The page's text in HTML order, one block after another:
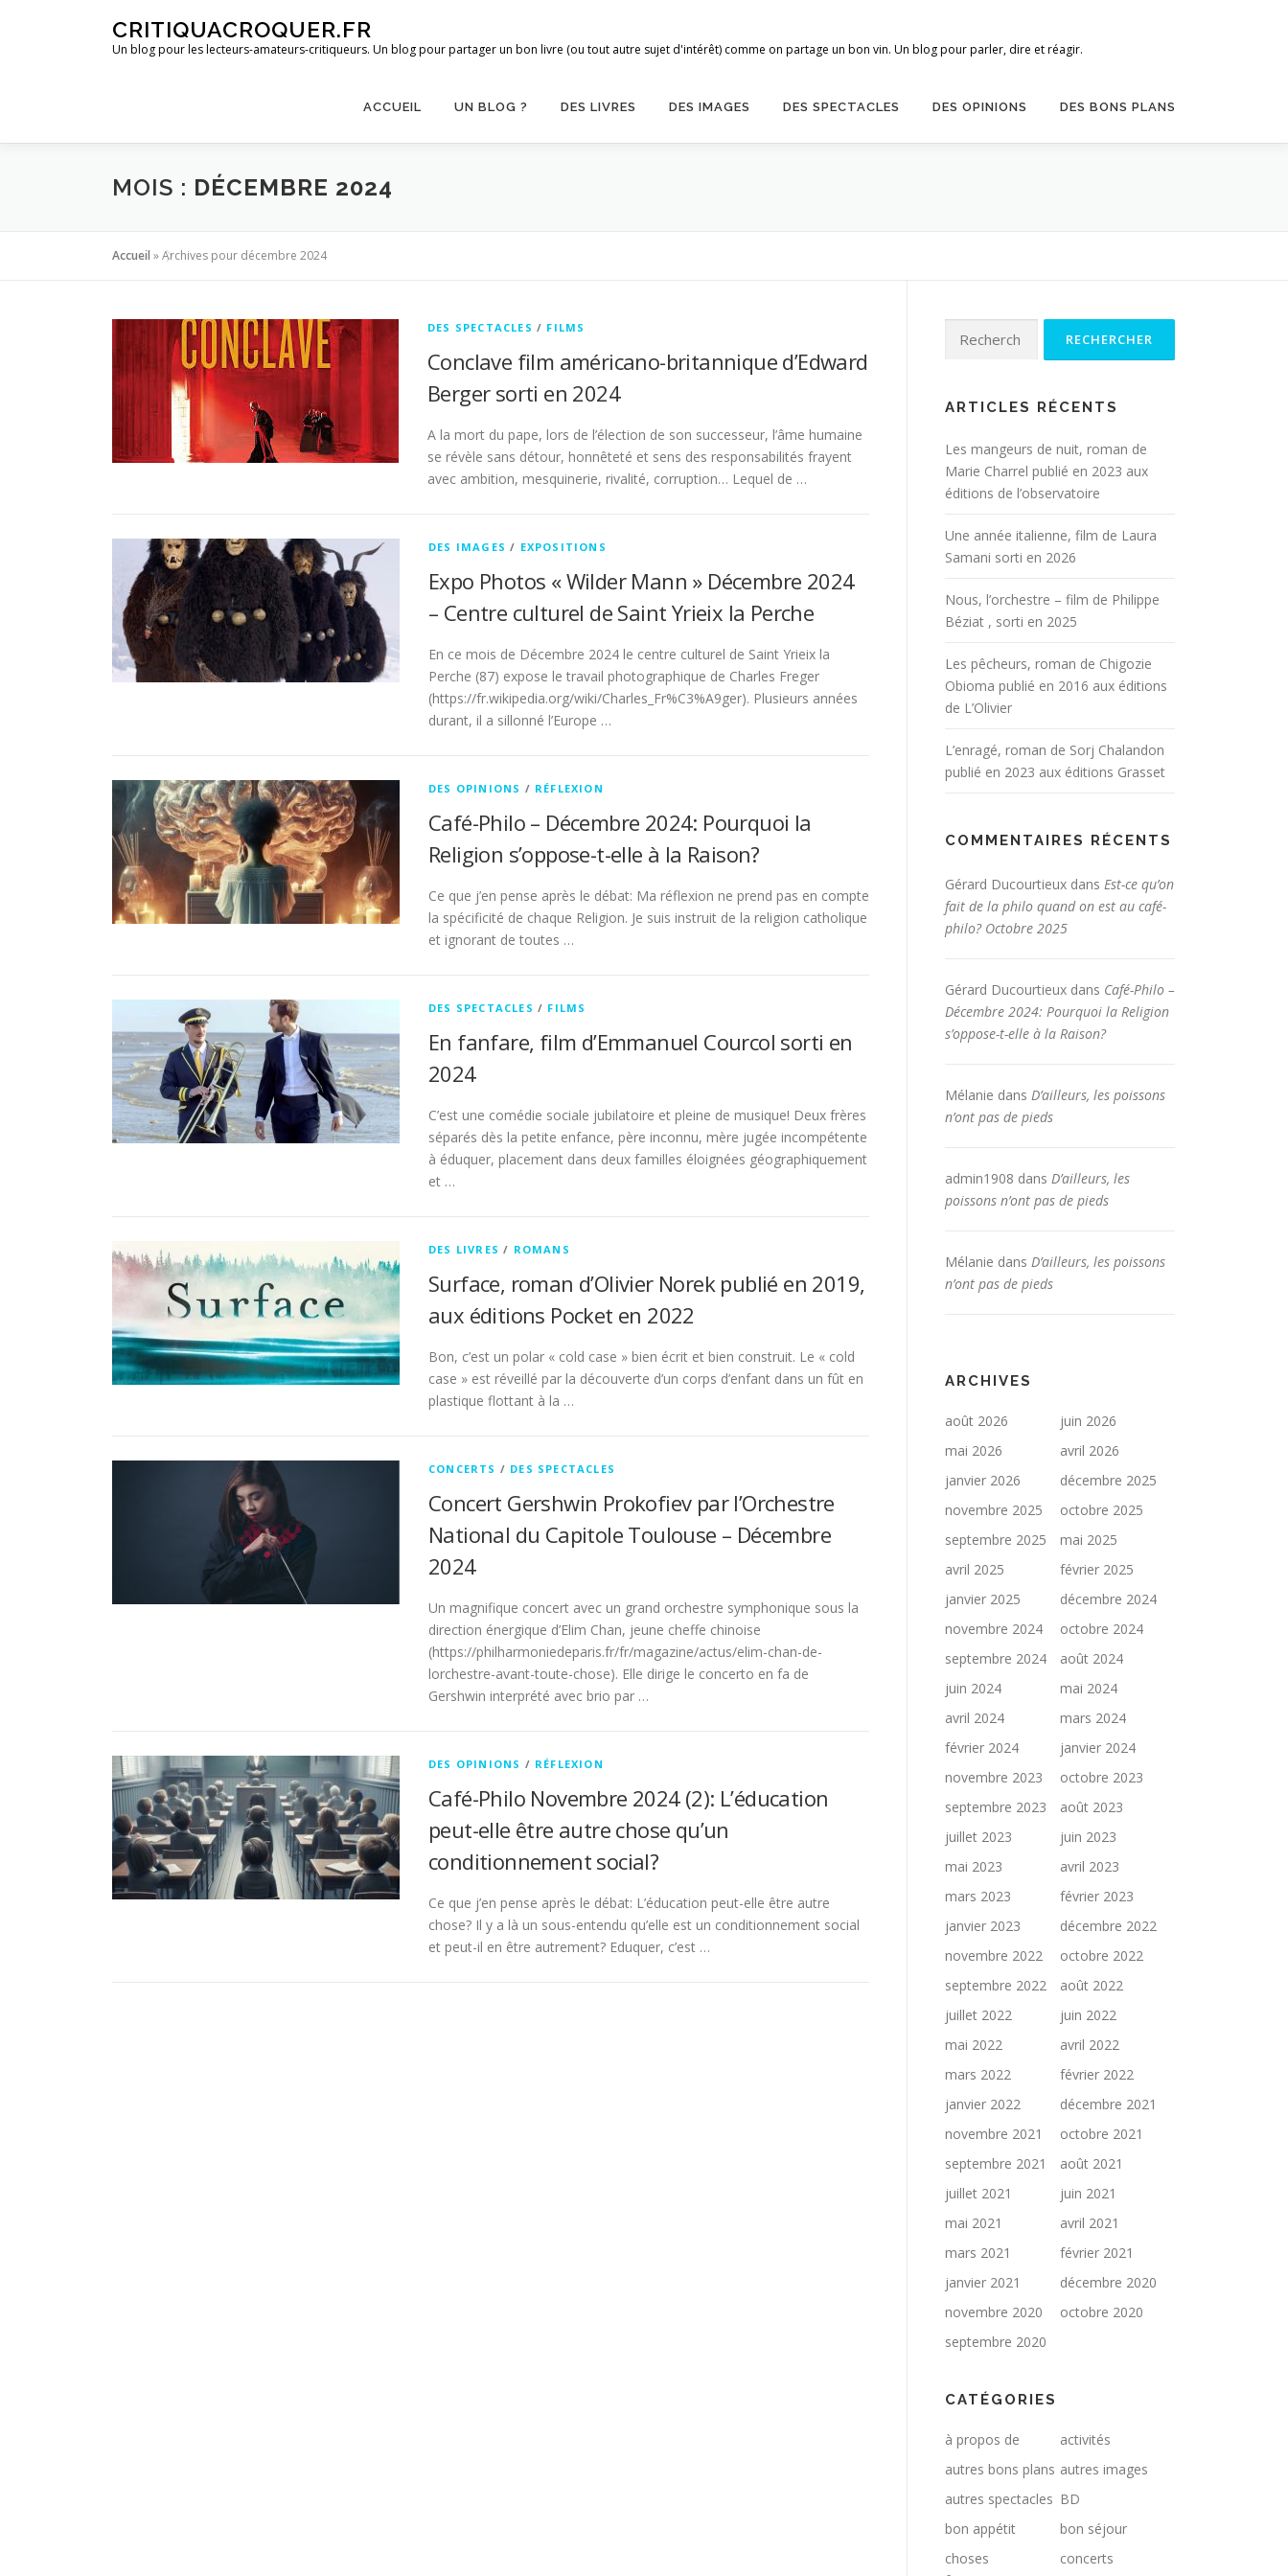
CRITIQUACROQUER.FR
Un blog pour les lecteurs-amateurs-critiqueurs. Un blog pour partager un bon livre (ou tout autre sujet d'intérêt) comme on partage un bon vin. Un blog pour parler, dire et réagir.
ACCUEIL UN BLOG ? DES LIVRES DES IMAGES DES SPECTACLES DES OPINIONS DES BONS PLANS
MOIS : DÉCEMBRE 2024
Accueil »Archives pour décembre 2024
DES SPECTACLES / FILMS
Conclave film américano-britannique d’Edward
Berger sorti en 2024
A la mort du pape, lors de l’élection de son successeur, l’âme humaine
se révèle sans détour, honnêteté et sens des responsabilités frayent
avec ambition, mesquinerie, rivalité, corruption… Lequel de …
DES IMAGES / EXPOSITIONS
Expo Photos « Wilder Mann » Décembre 2024
– Centre culturel de Saint Yrieix la Perche
En ce mois de Décembre 2024 le centre culturel de Saint Yrieix la
Perche (87) expose le travail photographique de Charles Freger
(https://fr.wikipedia.org/wiki/Charles_Fr%C3%A9ger). Plusieurs années
durant, il a sillonné l’Europe …
DES OPINIONS / RÉFLEXION
Café-Philo – Décembre 2024: Pourquoi la
Religion s’oppose-t-elle à la Raison?
Ce que j’en pense après le débat: Ma réflexion ne prend pas en compte
la spécificité de chaque Religion. Je suis instruit de la religion catholique
et ignorant de toutes …
DES SPECTACLES / FILMS
En fanfare, film d’Emmanuel Courcol sorti en
2024
C’est une comédie sociale jubilatoire et pleine de musique! Deux frères
séparés dès la petite enfance, père inconnu, mère jugée incompétente
à éduquer, placement dans deux familles éloignées géographiquement
et …
DES LIVRES / ROMANS
Surface, roman d’Olivier Norek publié en 2019,
aux éditions Pocket en 2022
Bon, c’est un polar « cold case » bien écrit et bien construit. Le « cold
case » est réveillé par la découverte d’un corps d’enfant dans un fût en
plastique flottant à la …
CONCERTS / DES SPECTACLES
Concert Gershwin Prokofiev par l’Orchestre
National du Capitole Toulouse – Décembre
2024
Un magnifique concert avec un grand orchestre symphonique sous la
direction énergique d’Elim Chan, jeune cheffe chinoise
(https://philharmoniedeparis.fr/fr/magazine/actus/elim-chan-de-
lorchestre-avant-toute-chose). Elle dirige le concerto en fa de
Gershwin interprété avec brio par …
DES OPINIONS / RÉFLEXION
Café-Philo Novembre 2024 (2): L’éducation
peut-elle être autre chose qu’un
conditionnement social?
Ce que j’en pense après le débat: L’éducation peut-elle être autre
chose? Il y a là un sous-entendu qu’elle est un conditionnement social
et peut-il en être autrement? Eduquer, c’est …
ARTICLES RÉCENTS
Les mangeurs de nuit, roman de
Marie Charrel publié en 2023 aux
éditions de l’observatoire
Une année italienne, film de Laura
Samani sorti en 2026
Nous, l’orchestre – film de Philippe
Béziat , sorti en 2025
Les pêcheurs, roman de Chigozie
Obioma publié en 2016 aux éditions
de L’Olivier
L’enragé, roman de Sorj Chalandon
publié en 2023 aux éditions Grasset
COMMENTAIRES RÉCENTS
Gérard Ducourtieux dans Est-ce qu’on
fait de la philo quand on est au café-
philo? Octobre 2025
Gérard Ducourtieux dans Café-Philo –
Décembre 2024: Pourquoi la Religion
s’oppose-t-elle à la Raison?
Mélanie dans D’ailleurs, les poissons
n’ont pas de pieds
admin1908 dans D’ailleurs, les
poissons n’ont pas de pieds
Mélanie dans D’ailleurs, les poissons
n’ont pas de pieds
ARCHIVES
août 2026
juin 2026
mai 2026
avril 2026
janvier 2026
décembre 2025
novembre 2025
octobre 2025
septembre 2025
mai 2025
avril 2025
février 2025
janvier 2025
décembre 2024
novembre 2024
octobre 2024
septembre 2024
août 2024
juin 2024
mai 2024
avril 2024
mars 2024
février 2024
janvier 2024
novembre 2023
octobre 2023
septembre 2023
août 2023
juillet 2023
juin 2023
mai 2023
avril 2023
mars 2023
février 2023
janvier 2023
décembre 2022
novembre 2022
octobre 2022
septembre 2022
août 2022
juillet 2022
juin 2022
mai 2022
avril 2022
mars 2022
février 2022
janvier 2022
décembre 2021
novembre 2021
octobre 2021
septembre 2021
août 2021
juillet 2021
juin 2021
mai 2021
avril 2021
mars 2021
février 2021
janvier 2021
décembre 2020
novembre 2020
octobre 2020
septembre 2020
CATÉGORIES
à propos de
activités
autres bons plans autres images
autres spectacles BD
bon appétit
bon séjour
choses
concerts